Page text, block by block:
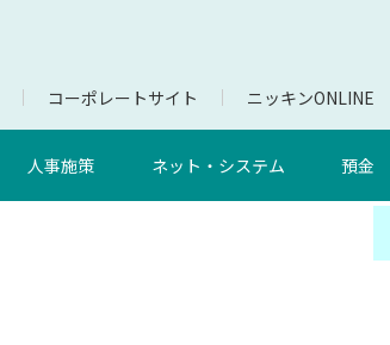
コーポレートサイト ニッキンONLINE
人事施策 ネット・システム 預金